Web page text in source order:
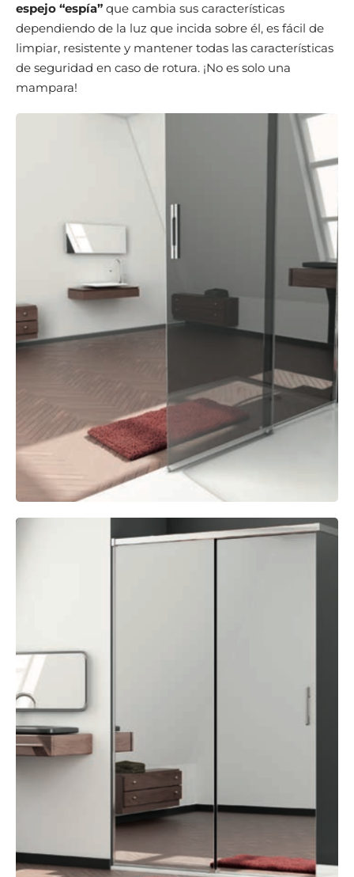
espejo “espía” que cambia sus características
dependiendo de la luz que incida sobre él, es fácil de
limpiar, resistente y mantener todas las características
de seguridad en caso de rotura. ¡No es solo una
mampara!